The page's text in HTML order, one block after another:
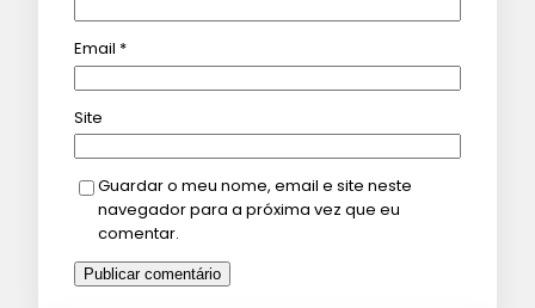
Email *
Site
Guardar o meu nome, email e site neste
navegador para a próxima vez que eu
comentar.